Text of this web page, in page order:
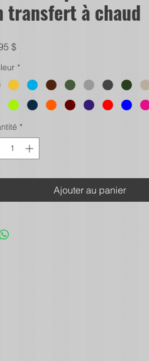
transfert à chaud
$Prix
*
*
Ajouter au panier